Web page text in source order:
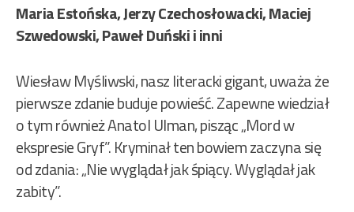
Maria Estońska, Jerzy Czechosłowacki, Maciej
Szwedowski, Paweł Duński i inni
Wiesław Myśliwski, nasz literacki gigant, uważa że
pierwsze zdanie buduje powieść. Zapewne wiedział
o tym również Anatol Ulman, pisząc „Mord w
ekspresie Gryf”. Kryminał ten bowiem zaczyna się
od zdania: „Nie wyglądał jak śpiący. Wyglądał jak
zabity”.